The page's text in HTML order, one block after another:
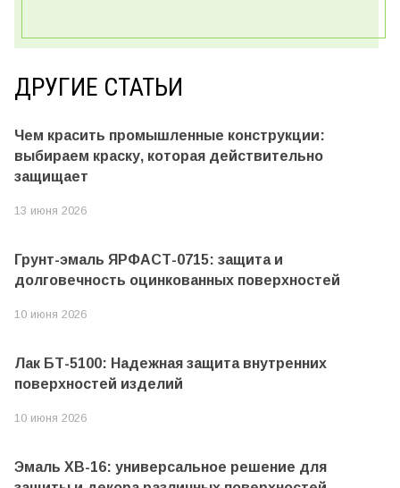
ДРУГИЕ СТАТЬИ
Чем красить промышленные конструкции:
выбираем краску, которая действительно
защищает
13 июня 2026
Грунт-эмаль ЯРФАСТ-0715: защита и
долговечность оцинкованных поверхностей
10 июня 2026
Лак БТ-5100: Надежная защита внутренних
поверхностей изделий
10 июня 2026
Эмаль ХВ-16: универсальное решение для